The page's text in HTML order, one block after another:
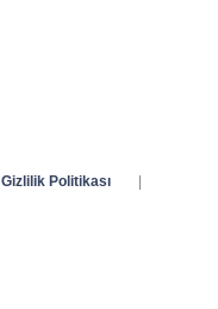
Gizlilik Politikası
|